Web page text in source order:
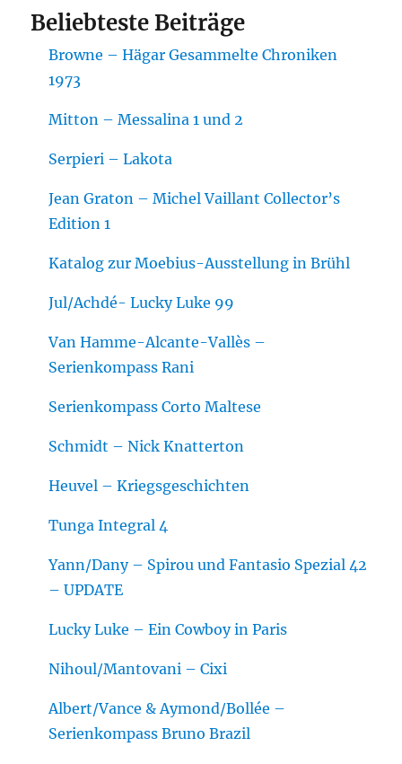
Beliebteste Beiträge
Browne – Hägar Gesammelte Chroniken
1973
Mitton – Messalina 1 und 2
Serpieri – Lakota
Jean Graton – Michel Vaillant Collector’s
Edition 1
Katalog zur Moebius-Ausstellung in Brühl
Jul/Achdé- Lucky Luke 99
Van Hamme-Alcante-Vallès –
Serienkompass Rani
Serienkompass Corto Maltese
Schmidt – Nick Knatterton
Heuvel – Kriegsgeschichten
Tunga Integral 4
Yann/Dany – Spirou und Fantasio Spezial 42
– UPDATE
Lucky Luke – Ein Cowboy in Paris
Nihoul/Mantovani – Cixi
Albert/Vance & Aymond/Bollée –
Serienkompass Bruno Brazil